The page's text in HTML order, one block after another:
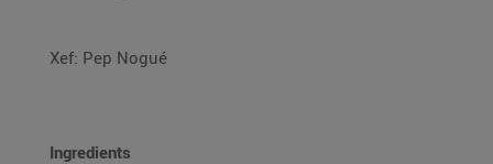
Xef: Pep Nogué
Ingredients